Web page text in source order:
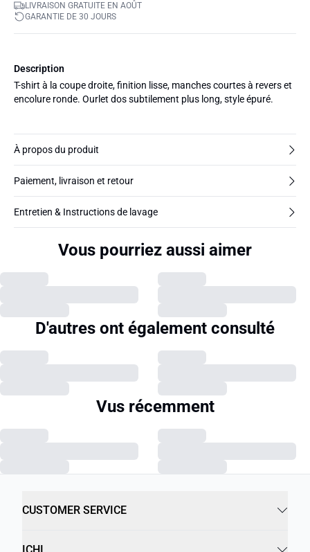
LIVRAISON GRATUITE EN AOÛT
GARANTIE DE 30 JOURS
Description
T-shirt à la coupe droite, finition lisse, manches courtes à revers et
encolure ronde. Ourlet dos subtilement plus long, style épuré.
À propos du produit
Paiement, livraison et retour
Entretien & Instructions de lavage
Vous pourriez aussi aimer
D'autres ont également consulté
Vus récemment
CUSTOMER SERVICE